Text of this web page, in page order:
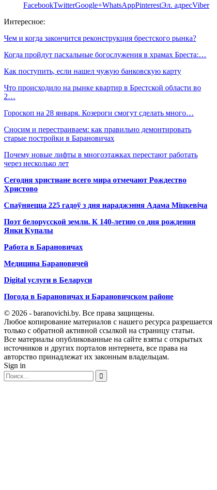
FacebookTwitterGoogle+WhatsAppPinterestЭл. адресViber
Интересное:
Чем и когда закончится реконструкция брестского рынка?
Когда пройдут пасхальные богослужения в храмах Бреста:…
Как поступить, если нашел чужую банковскую карту
Что происходило на рынке квартир в Брестской области во
2…
Гороскоп на 28 января. Козероги смогут сделать много…
Сносим и перестраиваем: как правильно демонтировать
старые постройки в Барановичах
Почему новые лифты в многоэтажках перестают работать
через несколько лет
Сегодня христиане всего мира отмечают Рождество
Христово
Спаўняецца 225 гадоў з дня нараджэння Адама Міцкевіча
Поэт белорусской земли. К 140-летию со дня рождения
Янки Купалы
Работа в Барановичах
Медицина Барановичей
Digital услуги в Беларуси
Погода в Барановичах и Барановичском районе
© 2026 - baranovichi.by. Все права защищены.
Любое копирование материалов с нашего ресурса разрешается
только с обратной активной ссылкой на страницу статьи.
Все материалы опубликованные на сайте взяты с открытых
источников и других порталов интернета, все права на
авторство принадлежат их законным владельцам.
Sign in